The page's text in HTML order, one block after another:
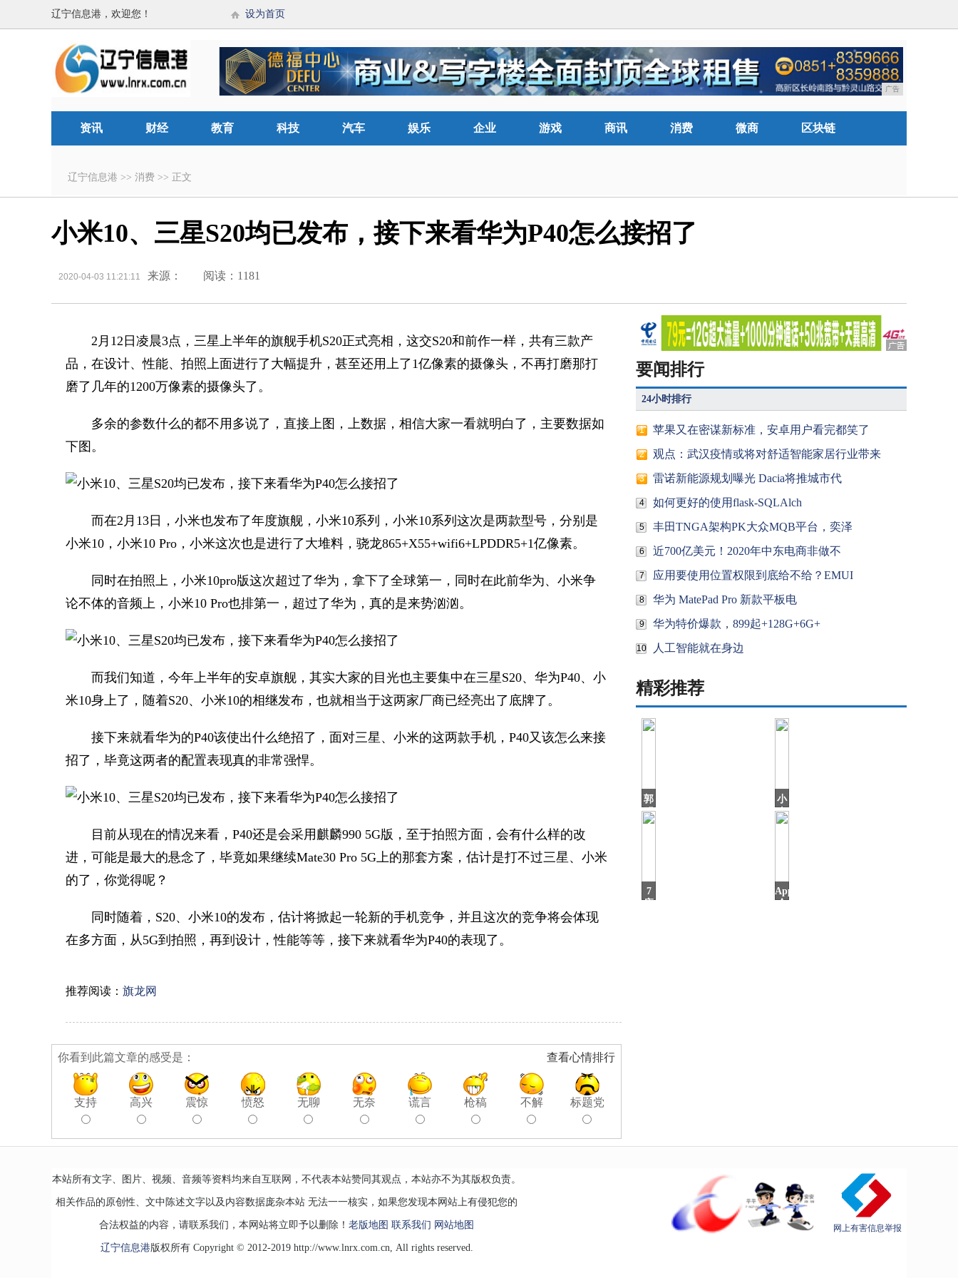
辽宁信息港，欢迎您！ 设为首页
广告
资讯 财经 教育 科技 汽车 娱乐 企业 游戏 商讯 消费 微商 区块链
辽宁信息港 >> 消费 >> 正文
小米10、三星S20均已发布，接下来看华为P40怎么接招了
2020-04-03 11:21:11 来源： 阅读：1181
2月12日凌晨3点，三星上半年的旗舰手机S20正式亮相，这交S20和前作一样，共有三款产
品，在设计、性能、拍照上面进行了大幅提升，甚至还用上了1亿像素的摄像头，不再打磨那打
磨了几年的1200万像素的摄像头了。
多余的参数什么的都不用多说了，直接上图，上数据，相信大家一看就明白了，主要数据如
下图。
而在2月13日，小米也发布了年度旗舰，小米10系列，小米10系列这次是两款型号，分别是
小米10，小米10 Pro，小米这次也是进行了大堆料，骁龙865+X55+wifi6+LPDDR5+1亿像素。
同时在拍照上，小米10pro版这次超过了华为，拿下了全球第一，同时在此前华为、小米争
论不体的音频上，小米10 Pro也排第一，超过了华为，真的是来势汹汹。
而我们知道，今年上半年的安卓旗舰，其实大家的目光也主要集中在三星S20、华为P40、小
米10身上了，随着S20、小米10的相继发布，也就相当于这两家厂商已经亮出了底牌了。
接下来就看华为的P40该使出什么绝招了，面对三星、小米的这两款手机，P40又该怎么来接
招了，毕竟这两者的配置表现真的非常强悍。
目前从现在的情况来看，P40还是会采用麒麟990 5G版，至于拍照方面，会有什么样的改
进，可能是最大的悬念了，毕竟如果继续Mate30 Pro 5G上的那套方案，估计是打不过三星、小米
的了，你觉得呢？
同时随着，S20、小米10的发布，估计将掀起一轮新的手机竞争，并且这次的竞争将会体现
在多方面，从5G到拍照，再到设计，性能等等，接下来就看华为P40的表现了。
推荐阅读： 旗龙网
查看心情排行
你看到此篇文章的感受是：
支持 高兴 震惊 愤怒 无聊 无奈 谎言 枪稿 不解 标题党
要闻排行
24小时排行
1 苹果又在密谋新标准，安卓用户看完都笑了
2 观点：武汉疫情或将对舒适智能家居行业带来
3 雷诺新能源规划曝光 Dacia将推城市代
4 如何更好的使用flask-SQLAlch
5 丰田TNGA架构PK大众MQB平台，奕泽
6 近700亿美元！2020年中东电商非做不
7 应用要使用位置权限到底给不给？EMUI
8 华为 MatePad Pro 新款平板电
9 华为特价爆款，899起+128G+6G+
10 人工智能就在身边
精彩推荐
郭
明
錤：
入
苹
小
米
年
多
款
7
座
AppStore
今
本站所有文字、图片、视频、音频等资料均来自互联网，不代表本站赞同其观点，本站亦不为其版权负责。
相关作品的原创性、文中陈述文字以及内容数据庞杂本站 无法一一核实，如果您发现本网站上有侵犯您的
合法权益的内容，请联系我们，本网站将立即予以删除！ 老版地图 联系我们 网站地图
辽宁信息港版权所有 Copyright © 2012-2019 http://www.lnrx.com.cn, All rights reserved.
网上有害信息举报